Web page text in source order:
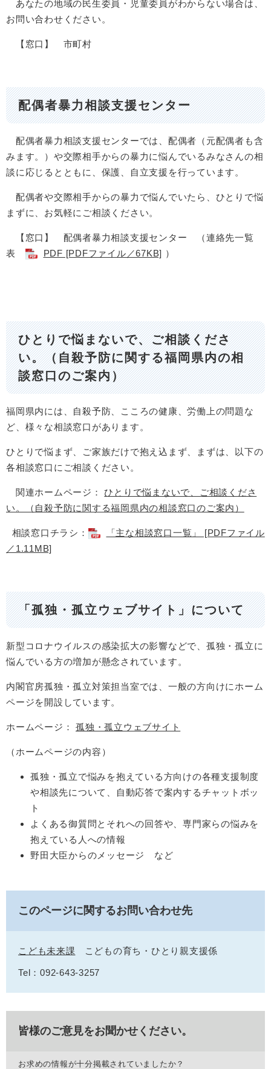
あなたの地域の民生委員・児童委員がわからない場合は、
お問い合わせください。
【窓口】 市町村
配偶者暴力相談支援センター
配偶者暴力相談支援センターでは、配偶者（元配偶者も含
みます。）や交際相手からの暴力に悩んでいるみなさんの相
談に応じるとともに、保護、自立支援を行っています。
配偶者や交際相手からの暴力で悩んでいたら、ひとりで悩
まずに、お気軽にご相談ください。
【窓口】 配偶者暴力相談支援センター （連絡先一覧
表
PDF [PDFファイル／67KB] ）
ひとりで悩まないで、ご相談くださ
い。（自殺予防に関する福岡県内の相
談窓口のご案内）
福岡県内には、自殺予防、こころの健康、労働上の問題な
ど、様々な相談窓口があります。
ひとりで悩まず、ご家族だけで抱え込まず、まずは、以下の
各相談窓口にご相談ください。
関連ホームページ：ひとりで悩まないで、ご相談くださ
い。（自殺予防に関する福岡県内の相談窓口のご案内）
相談窓口チラシ：
「主な相談窓口一覧」 [PDFファイル
／1.11MB]
「孤独・孤立ウェブサイト」について
新型コロナウイルスの感染拡大の影響などで、孤独・孤立に
悩んでいる方の増加が懸念されています。
内閣官房孤独・孤立対策担当室では、一般の方向けにホーム
ページを開設しています。
ホームページ： 孤独・孤立ウェブサイト
（ホームページの内容）
孤独・孤立で悩みを抱えている方向けの各種支援制度
や相談先について、自動応答で案内するチャットボッ
ト
よくある御質問とそれへの回答や、専門家らの悩みを
抱えている人への情報
野田大臣からのメッセージ など
このページに関するお問い合わせ先
こども未来課 こどもの育ち・ひとり親支援係
Tel：092‐643‐3257
皆様のご意見をお聞かせください。
お求めの情報が十分掲載されていましたか？